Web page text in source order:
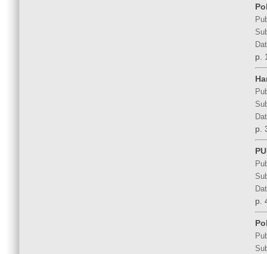
p.
p.
p.